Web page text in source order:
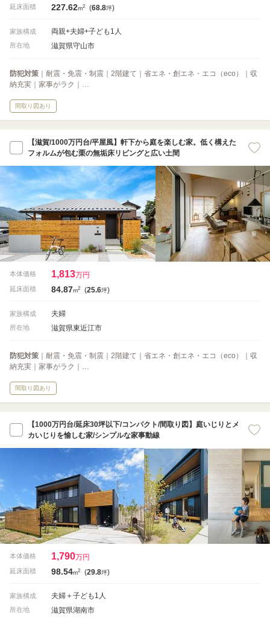
延床面積 227.62m2 (68.8坪)
家族構成 両親+夫婦+子ども1人
所在地 滋賀県守山市
防犯対策 ｜耐震・免震・制震｜2階建て｜省エネ・創エネ・エコ（eco）｜収
納充実｜家事がラク｜…
間取り図あり
【滋賀/1000万円台/平屋風】軒下から庭を楽しむ家。低く構えた
フォルムが包む栗の無垢床リビングと広い土間
本体価格 1,813万円
延床面積 84.87m2 (25.6坪)
家族構成 夫婦
所在地 滋賀県東近江市
防犯対策 ｜耐震・免震・制震｜2階建て｜省エネ・創エネ・エコ（eco）｜収
納充実｜家事がラク｜…
間取り図あり
【1000万円台/延床30坪以下/コンパクト/間取り図】庭いじりとメ
カいじりを愉しむ家/シンプルな家事動線
本体価格 1,790万円
延床面積 98.54m2 (29.8坪)
家族構成 夫婦＋子ども1人
所在地 滋賀県湖南市